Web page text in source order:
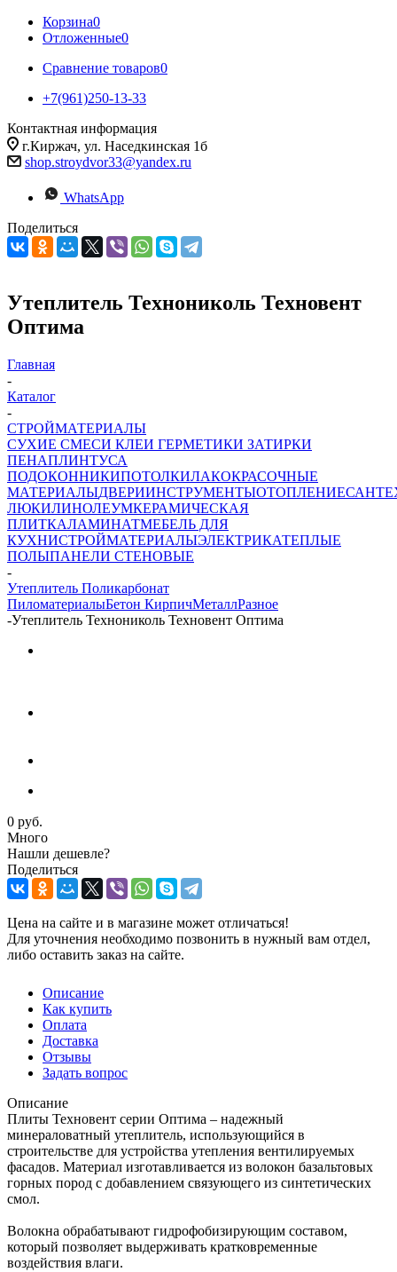
Корзина0
Отложенные0
Сравнение товаров0
+7(961)250-13-33
Контактная информация
г.Киржач, ул. Наседкинская 1б
shop.stroydvor33@yandex.ru
WhatsApp
Поделиться
Утеплитель Технониколь Техновент
Оптима
Главная
-
Каталог
-
СТРОЙМАТЕРИАЛЫ
СУХИЕ СМЕСИ КЛЕИ ГЕРМЕТИКИ ЗАТИРКИ
ПЕНАПЛИНТУСА
ПОДОКОННИКИПОТОЛКИЛАКОКРАСОЧНЫЕ
МАТЕРИАЛЫДВЕРИИНСТРУМЕНТЫОТОПЛЕНИЕ
ЛЮКИЛИНОЛЕУМКЕРАМИЧЕСКАЯ
ПЛИТКАЛАМИНАТМЕБЕЛЬ ДЛЯ
КУХНИСТРОЙМАТЕРИАЛЫЭЛЕКТРИКАТЕПЛЫЕ
ПОЛЫПАНЕЛИ СТЕНОВЫЕ
-
Утеплитель Поликарбонат
ПиломатериалыБетон КирпичМеталлРазное
-Утеплитель Технониколь Техновент Оптима
0 руб.
Много
Нашли дешевле?
Поделиться
Цена на сайте и в магазине может отличаться!
Для уточнения необходимо позвонить в нужный вам отдел,
либо оставить заказ на сайте.
Описание
Как купить
Оплата
Доставка
Отзывы
Задать вопрос
Описание
Плиты Техновент серии Оптима – надежный
минераловатный утеплитель, использующийся в
строительстве для устройства утепления вентилируемых
фасадов. Материал изготавливается из волокон базальтовых
горных пород с добавлением связующего из синтетических
смол.
Волокна обрабатывают гидрофобизирующим составом,
который позволяет выдерживать кратковременные
воздействия влаги.